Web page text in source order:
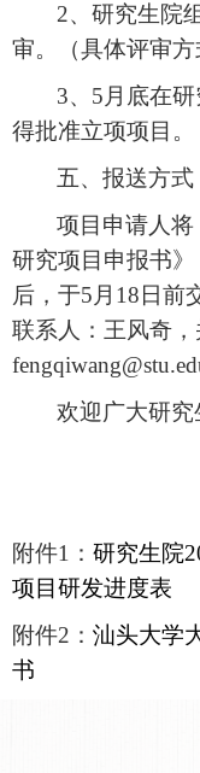
2、研究生院
审。（具体评审方
3、 5月底在
得批准立项项目。
五、报送方式
项目申请人
研究项目申报书
后，于5月 18 日前
联系人：王风奇，
欢迎广大研究
附件1 ： 研究生院
项目研发进度表
附件2 ： 汕头大学
书